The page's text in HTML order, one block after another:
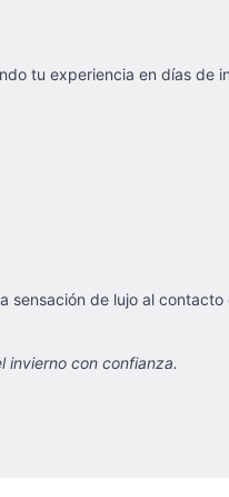
tu experiencia en días de
sensación de lujo al contacto
invierno con confianza.